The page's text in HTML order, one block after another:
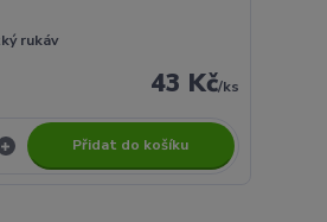
rukáv
43 Kč/ks
Přidat do košíku